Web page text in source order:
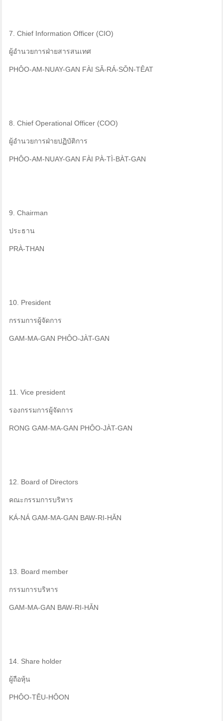
7. Chief Information Officer (CIO)
ผู้อำนวยการฝ่ายสารสนเทศ
PHÔO-AM-NUAY-GAN FÀI SǍ-RÁ-SǑN-TÊAT
8. Chief Operational Officer (COO)
ผู้อำนวยการฝ่ายปฏิบัติการ
PHÔO-AM-NUAY-GAN FÀI PÀ-TÌ-BÀT-GAN
9. Chairman
ประธาน
PRÀ-THAN
10. President
กรรมการผู้จัดการ
GAM-MA-GAN PHÔO-JÀT-GAN
11. Vice president
รองกรรมการผู้จัดการ
RONG GAM-MA-GAN PHÔO-JÀT-GAN
12. Board of Directors
คณะกรรมการบริหาร
KÁ-NÁ GAM-MA-GAN BAW-RI-HǍN
13. Board member
กรรมการบริหาร
GAM-MA-GAN BAW-RI-HǍN
14. Share holder
ผู้ถือหุ้น
PHÔO-TĚU-HÔON